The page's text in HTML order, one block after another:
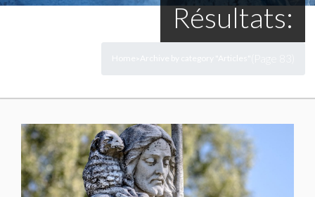
Résultats: